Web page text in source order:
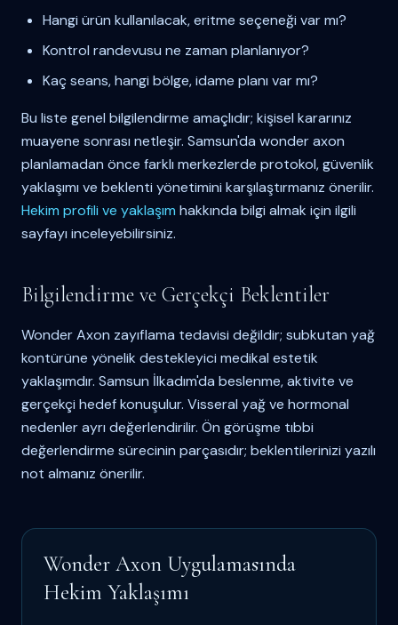
Hangi ürün kullanılacak, eritme seçeneği var mı?
Kontrol randevusu ne zaman planlanıyor?
Kaç seans, hangi bölge, idame planı var mı?
Bu liste genel bilgilendirme amaçlıdır; kişisel kararınız
muayene sonrası netleşir. Samsun'da wonder axon
planlamadan önce farklı merkezlerde protokol, güvenlik
yaklaşımı ve beklenti yönetimini karşılaştırmanız önerilir.
Hekim profili ve yaklaşım hakkında bilgi almak için ilgili
sayfayı inceleyebilirsiniz.
Bilgilendirme ve Gerçekçi Beklentiler
Wonder Axon zayıflama tedavisi değildir; subkutan yağ
kontürüne yönelik destekleyici medikal estetik
yaklaşımdır. Samsun İlkadım'da beslenme, aktivite ve
gerçekçi hedef konuşulur. Visseral yağ ve hormonal
nedenler ayrı değerlendirilir. Ön görüşme tıbbi
değerlendirme sürecinin parçasıdır; beklentilerinizi yazılı
not almanız önerilir.
Wonder Axon Uygulamasında
Hekim Yaklaşımı